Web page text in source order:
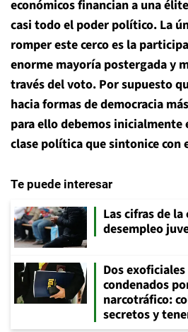
económicos financian a una
casi todo el poder político. La
romper este cerco es la
enorme mayoría postergada y
través del voto. Por supuesto
hacia formas de democracia
para ello debemos inicialmente
clase política que sintonice con
Te puede interesar
Las cifras de
desempleo
Dos exoficiales
condenados
narcotráfico:
secretos y